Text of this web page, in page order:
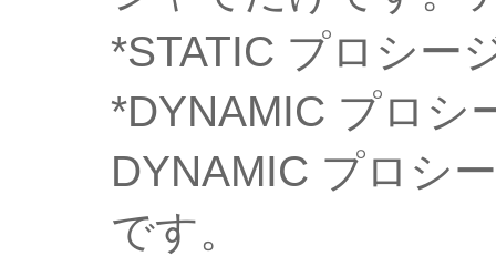
*STATIC プロシー
*DYNAMIC プロシ
DYNAMIC プロシ
です。